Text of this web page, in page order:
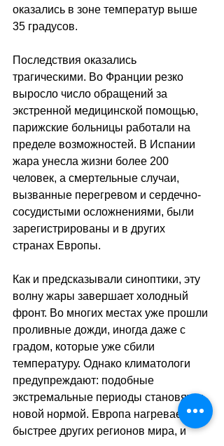
оказались в зоне температур выше
35 градусов.
Последствия оказались
трагическими. Во Франции резко
выросло число обращений за
экстренной медицинской помощью,
парижские больницы работали на
пределе возможностей. В Испании
жара унесла жизни более 200
человек, а смертельные случаи,
вызванные перегревом и сердечно-
сосудистыми осложнениями, были
зарегистрированы и в других
странах Европы.
Как и предсказывали синоптики, эту
волну жары завершает холодный
фронт. Во многих местах уже прошли
проливные дожди, иногда даже с
градом, которые уже сбили
температуру. Однако климатологи
предупреждают: подобные
экстремальные периоды становятся
новой нормой. Европа нагревается
быстрее других регионов мира, и